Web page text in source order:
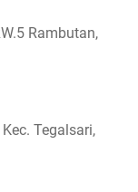
Rambutan,
Tegalsari,